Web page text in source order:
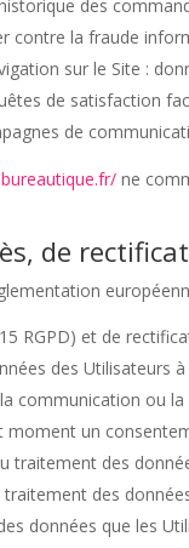
des
contre la fraude
sur le Site :
de satisfaction
de
ne
de
RGPD) et de
des Utilisateurs
communication ou
un
traitement des
des
données que les